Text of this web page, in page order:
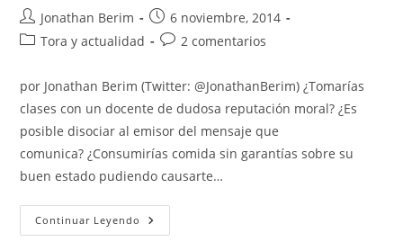
Autor
de
Jonathan Berim
Entrada
publicada:
6 noviembre, 2014
Categoría
entrada:
Tora y actualidad
Comentarios
la
entrada:
2 comentarios
por Jonathan Berim (Twitter: @JonathanBerim) ¿Tomarías
clases con un docente de dudosa reputación moral? ¿Es
posible disociar al emisor del mensaje que
comunica? ¿Consumirías comida sin garantías sobre su
buen estado pudiendo causarte…
Continuar Leyendo Información
Tóxica